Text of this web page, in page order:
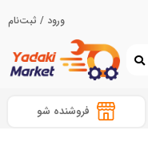
ورود / ثبت‌نام
فروشنده شو